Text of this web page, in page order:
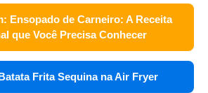
Ensopado de Carneiro: A Receita
que Você Precisa Conhecer
Frita Sequina na Air Fryer